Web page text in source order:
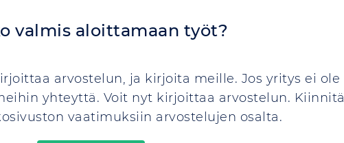
valmis aloittamaan työt?
arvostelun, ja kirjoita meille. Jos yritys ei ole
yhteyttä. Voit nyt kirjoittaa arvostelun. Kiinnitä
vaatimuksiin arvostelujen osalta.